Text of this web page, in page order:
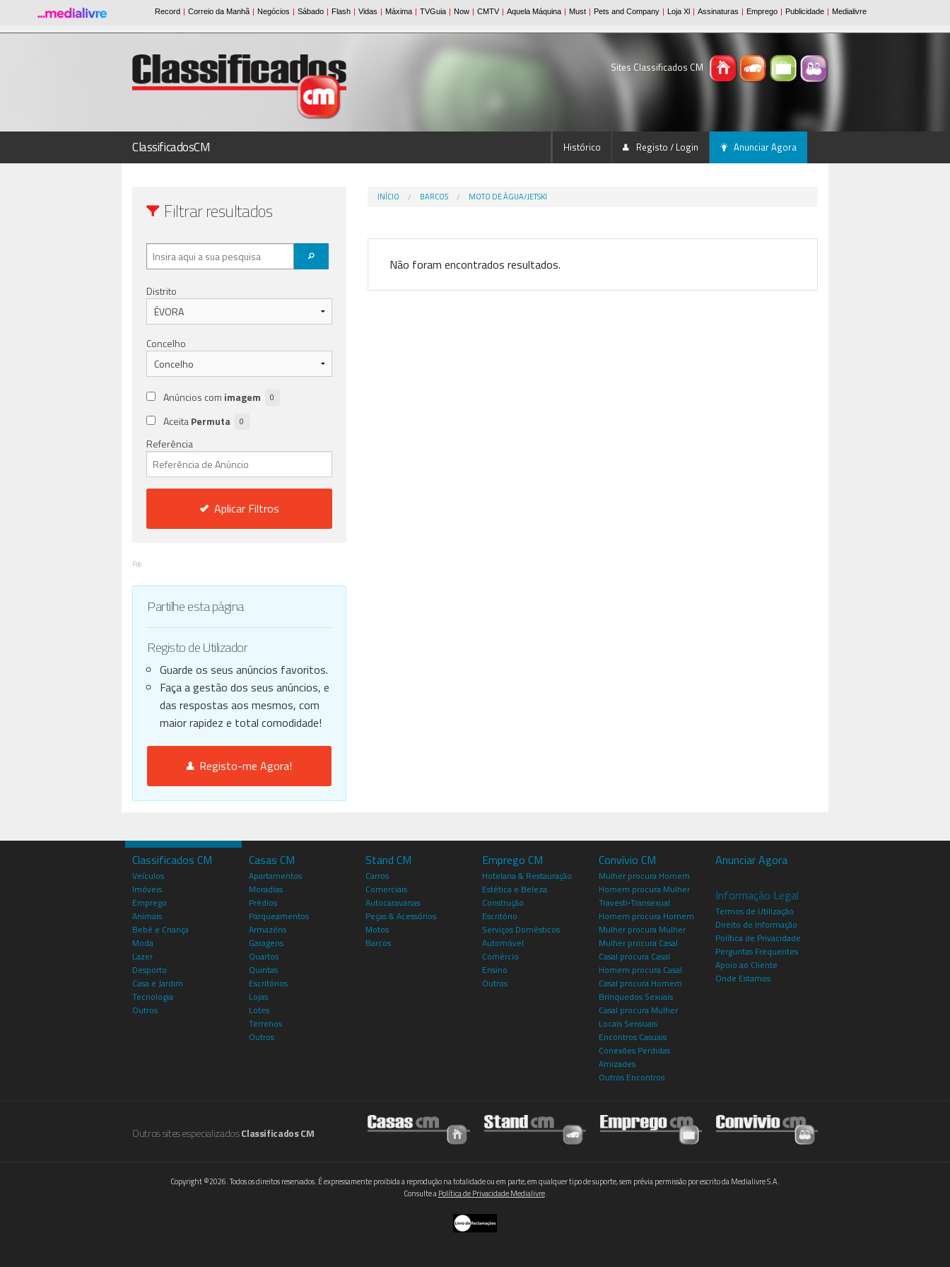
Sites Classificados CM
ClassificadosCM Histórico Registo / Login Anunciar Agora
INÍCIO BARCOS MOTO DE ÁGUA/JETSKI
Não foram encontrados resultados.
Filtrar resultados
Distrito
Concelho
Anúncios com imagem 0
AceitaPermuta 0
Referência
Aplicar Filtros
Pub
Partilhe esta página
Registo de Utilizador
Guarde os seus anúncios favoritos.
Faça a gestão dos seus anúncios, e
das respostas aos mesmos, com
maior rapidez e total comodidade!
Registo-me Agora!
Classificados CM
Veículos
Imóveis
Emprego
Animais
Bebé e Criança
Moda
Lazer
Desporto
Casa e Jardim
Tecnologia
Outros
Casas CM
Apartamentos
Moradias
Prédios
Parqueamentos
Armazéns
Garagens
Quartos
Quintas
Escritórios
Lojas
Lotes
Terrenos
Outros
Stand CM
Carros
Comerciais
Autocaravanas
Peças & Acessórios
Motos
Barcos
Emprego CM
Hotelaria & Restauração
Estética e Beleza
Construção
Escritório
Serviços Domésticos
Automóvel
Comércio
Ensino
Outros
Convívio CM
Mulher procura Homem
Homem procura Mulher
Travesti-Transexual
Homem procura Homem
Mulher procura Mulher
Mulher procura Casal
Casal procura Casal
Homem procura Casal
Casal procura Homem
Brinquedos Sexuais
Casal procura Mulher
Locais Sensuais
Encontros Casuais
Conexões Perdidas
Amizades
Outros Encontros
Anunciar Agora
Informação Legal
Termos de Utilização
Direito de Informação
Política de Privacidade
Perguntas Frequentes
Apoio ao Cliente
Onde Estamos
Outros sites especializadosClassificados CM
Copyright ©2026. Todos os direitos reservados. É expressamente proibida a reprodução na totalidade ou em parte, em qualquer tipo de suporte, sem prévia permissão por escrito da Medialivre S.A.
Consulte aPolítica de Privacidade Medialivre.